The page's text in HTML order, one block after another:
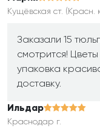
Кущёвская ст. (Красн.
Заказали 15
смотрится!
упаковка
доставку.
Ильдар
Краснодар г.